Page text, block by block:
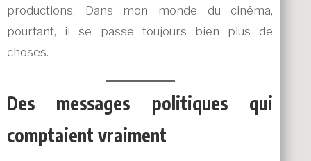
productions. Dans mon monde du cinéma,
pourtant, il se passe toujours bien plus de
choses.
Des messages politiques qui
comptaient vraiment